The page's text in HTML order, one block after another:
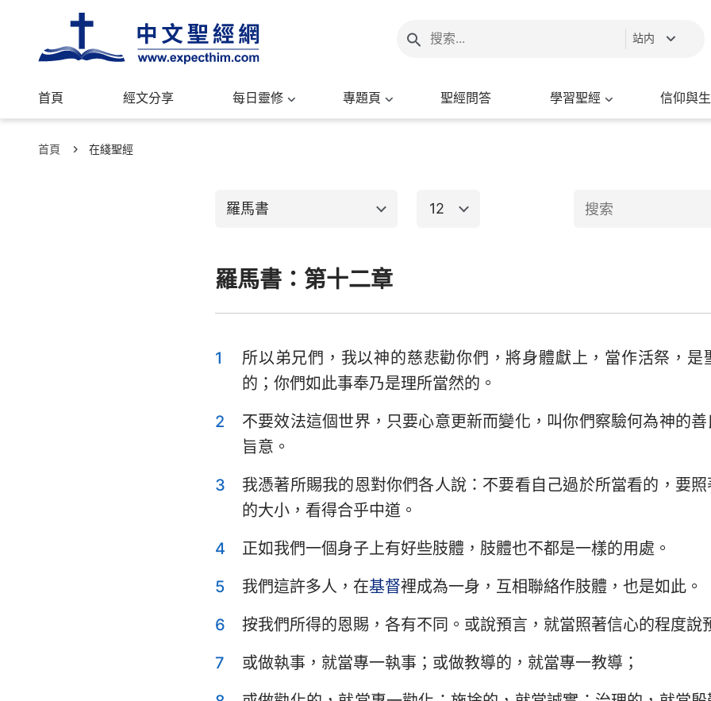
站内
首頁 經文分享 每日靈修 專題頁 聖經問答 學習聖經 信仰與
首頁 在綫聖經
羅馬書
舊約聖經
利未記 民數記
申命記 約書亞記
士師記 路得記
列王紀上 列王紀下
詩篇 箴言
傳道書 雅歌
路加福音
哥林多前書
腓立比書
希伯來書
彼得前書
12
羅馬書：第十二章
1
所以弟兄們，我以神的慈悲勸你們，將身體獻上，當作活祭，是
的；你們如此事奉乃是理所當然的。
2
不要效法這個世界，只要心意更新而變化，叫你們察驗何為神的
旨意。
3
我憑著所賜我的恩對你們各人說：不要看自己過於所當看的，要
的大小，看得合乎中道。
4
正如我們一個身子上有好些肢體，肢體也不都是一樣的用處。
5
我們這許多人，在基督裡成為一身，互相聯絡作肢體，也是如此。
6
按我們所得的恩賜，各有不同。或說預言，就當照著信心的程度說
7
或做執事，就當專一執事；或做教導的，就當專一教導；